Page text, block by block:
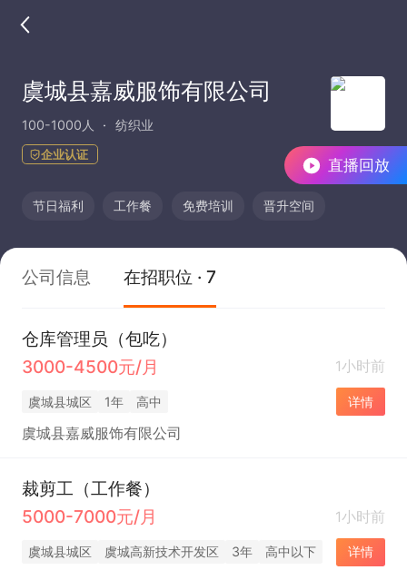
直播回放
虞城县嘉威服饰有限公司
100-1000人 纺织业
企业认证
节日福利 工作餐 免费培训 晋升空间
公司信息 在招职位 · 7
仓库管理员（包吃）
3000-4500元/月
1小时前
虞城县城区 1年 高中 详情
虞城县嘉威服饰有限公司
裁剪工（工作餐）
5000-7000元/月
1小时前
虞城县城区 虞城高新技术开发区 3年 高中以下 详情